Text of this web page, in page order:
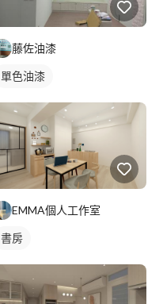
藤佐油漆
單色油漆
EMMA個人工作室
書房